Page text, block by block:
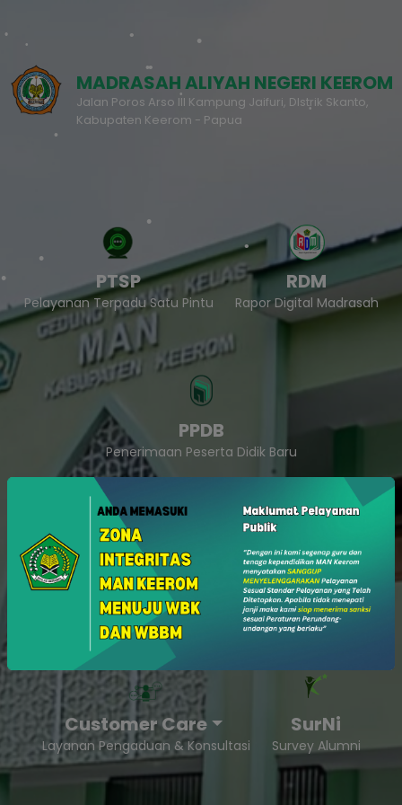
MADRASAH ALIYAH NEGERI KEEROM
Jalan Poros Arso III Kampung Jaifuri, DIstrik Skanto,
Kabupaten Keerom - Papua
PTSP
Pelayanan Terpadu Satu Pintu
RDM
Rapor Digital Madrasah
PPDB
Penerimaan Peserta Didik Baru
SukaSam
Survey Kepuasan Masyarakat
Customer Care
Layanan Pengaduan & Konsultasi
SurNi
Survey Alumni